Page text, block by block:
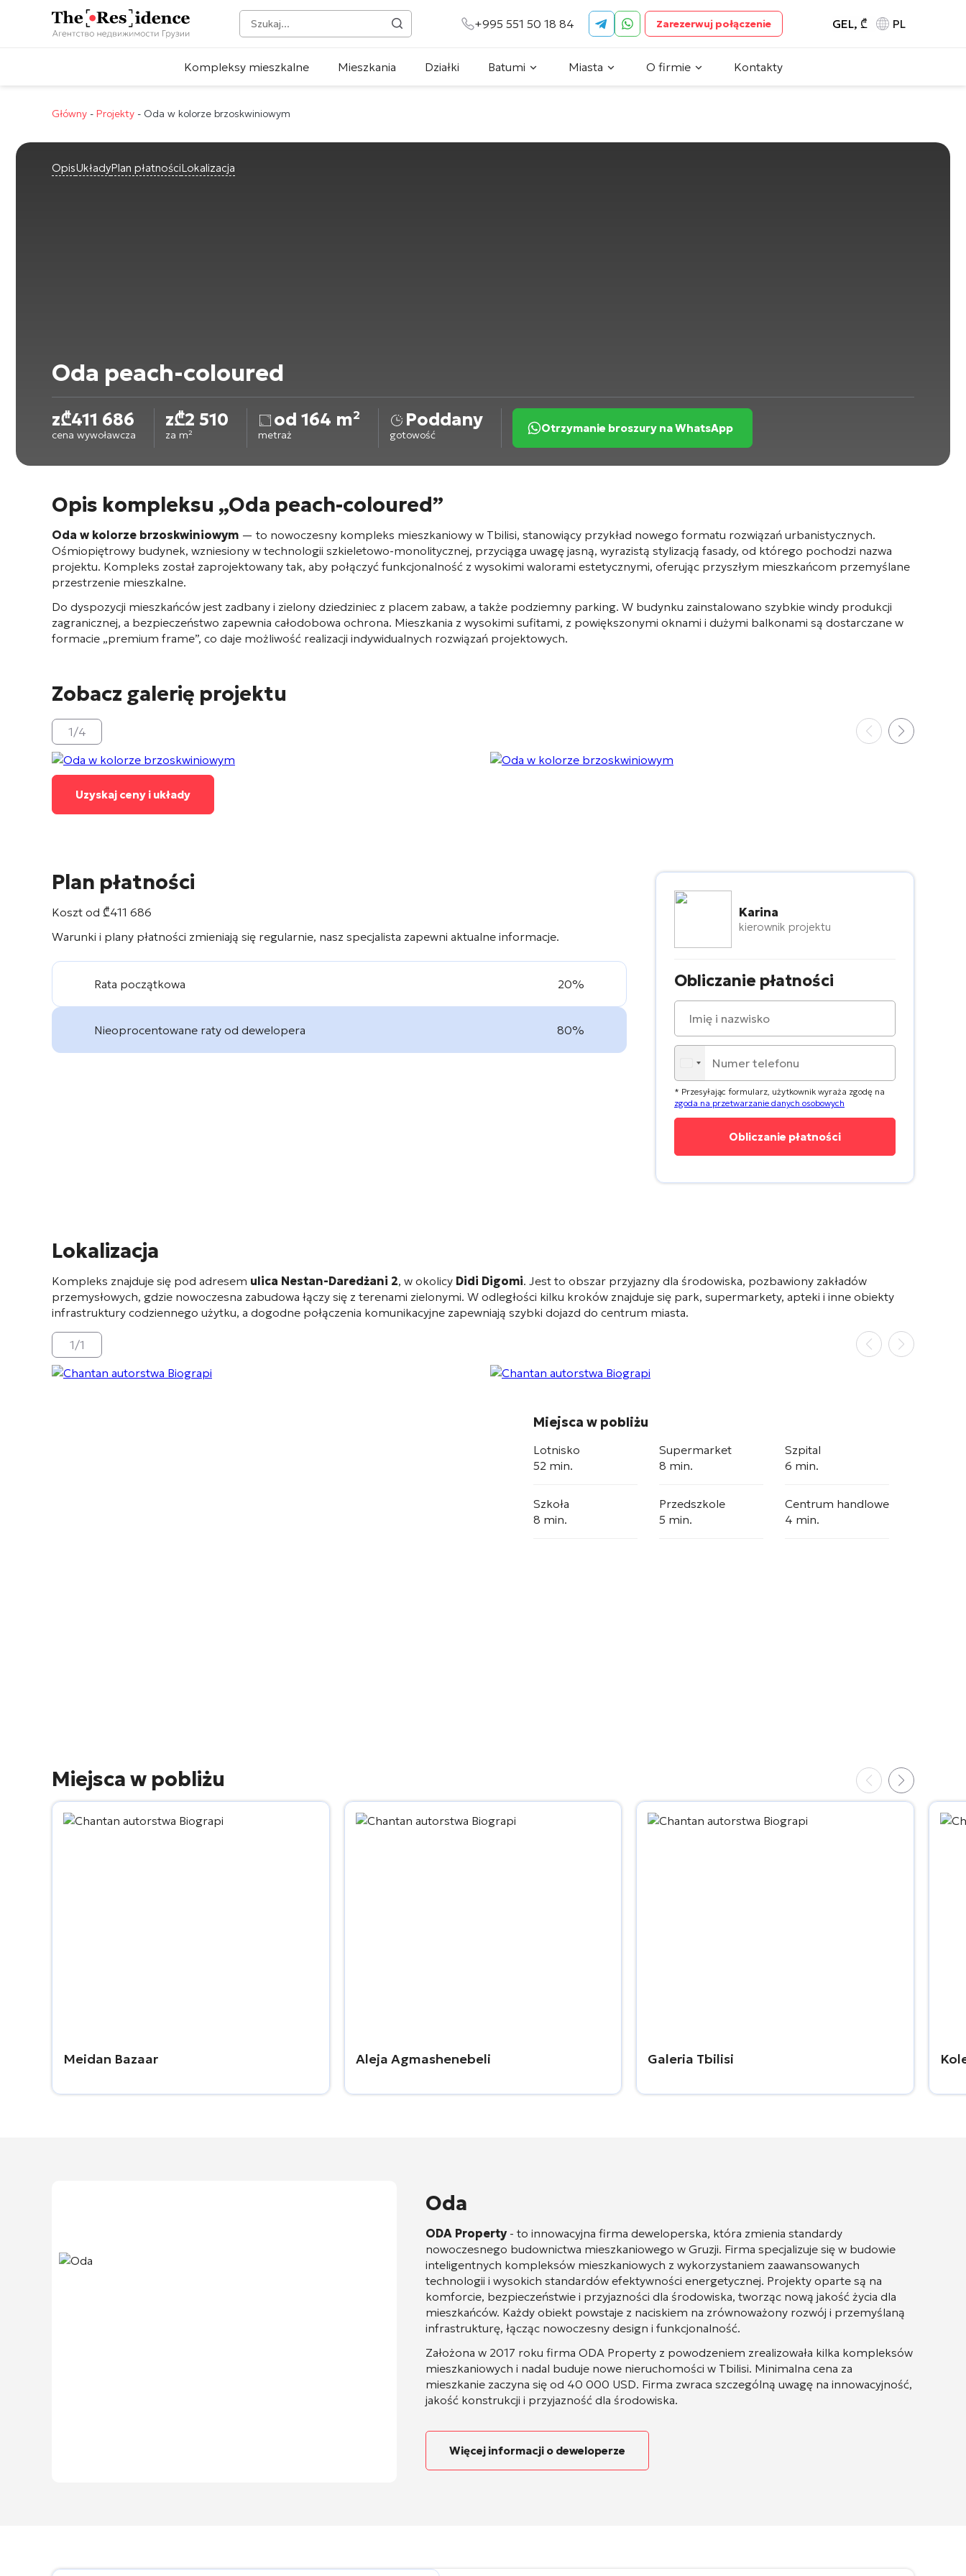
+995 551 50 18 84 Zarezerwuj połączenie GEL, ₾ PL
Kompleksy mieszkalne Mieszkania Działki Batumi Miasta O firmie Kontakty
Główny - Projekty - Oda w kolorze brzoskwiniowym
OpisUkładyPlan płatnościLokalizacja
Oda peach-coloured
z₾411 686
cena wywoławcza
z₾2 510
za m²
od 164 m²
metraż
Poddany
gotowość Otrzymanie broszury na WhatsApp
Opis kompleksu „Oda peach-coloured”
Oda w kolorze brzoskwiniowym — to nowoczesny kompleks mieszkaniowy w Tbilisi, stanowiący przykład nowego formatu rozwiązań urbanistycznych.
Ośmiopiętrowy budynek, wzniesiony w technologii szkieletowo-monolitycznej, przyciąga uwagę jasną, wyrazistą stylizacją fasady, od którego pochodzi nazwa
projektu. Kompleks został zaprojektowany tak, aby połączyć funkcjonalność z wysokimi walorami estetycznymi, oferując przyszłym mieszkańcom przemyślane
przestrzenie mieszkalne.
Do dyspozycji mieszkańców jest zadbany i zielony dziedziniec z placem zabaw, a także podziemny parking. W budynku zainstalowano szybkie windy produkcji
zagranicznej, a bezpieczeństwo zapewnia całodobowa ochrona. Mieszkania z wysokimi sufitami, z powiększonymi oknami i dużymi balkonami są dostarczane w
formacie „premium frame”, co daje możliwość realizacji indywidualnych rozwiązań projektowych.
Zobacz galerię projektu
1/4
Uzyskaj ceny i układy
Plan płatności
Koszt od ₾411 686
Warunki i plany płatności zmieniają się regularnie, nasz specjalista zapewni aktualne informacje.
Rata początkowa 20%
Nieoprocentowane raty od dewelopera 80%
Karina
kierownik projektu
Obliczanie płatności
* Przesyłając formularz, użytkownik wyraża zgodę na
zgoda na przetwarzanie danych osobowych
Lokalizacja
Kompleks znajduje się pod adresem ulica Nestan-Daredżani 2, w okolicy Didi Digomi. Jest to obszar przyjazny dla środowiska, pozbawiony zakładów
przemysłowych, gdzie nowoczesna zabudowa łączy się z terenami zielonymi. W odległości kilku kroków znajduje się park, supermarkety, apteki i inne obiekty
infrastruktury codziennego użytku, a dogodne połączenia komunikacyjne zapewniają szybki dojazd do centrum miasta.
1/1
Miejsca w pobliżu
Lotnisko
52 min.
Supermarket
8 min.
Szpital
6 min.
Szkoła
8 min.
Przedszkole
5 min.
Centrum handlowe
4 min.
Miejsca w pobliżu
Meidan Bazaar Aleja Agmashenebeli Galeria Tbilisi
Oda
ODA Property - to innowacyjna firma deweloperska, która zmienia standardy
nowoczesnego budownictwa mieszkaniowego w Gruzji. Firma specjalizuje się w budowie
inteligentnych kompleksów mieszkaniowych z wykorzystaniem zaawansowanych
technologii i wysokich standardów efektywności energetycznej. Projekty oparte są na
komforcie, bezpieczeństwie i przyjazności dla środowiska, tworząc nową jakość życia dla
mieszkańców. Każdy obiekt powstaje z naciskiem na zrównoważony rozwój i przemyślaną
infrastrukturę, łącząc nowoczesny design i funkcjonalność.
Założona w 2017 roku firma ODA Property z powodzeniem zrealizowała kilka kompleksów
mieszkaniowych i nadal buduje nowe nieruchomości w Tbilisi. Minimalna cena za
mieszkanie zaczyna się od 40 000 USD. Firma zwraca szczególną uwagę na innowacyjność,
jakość konstrukcji i przyjazność dla środowiska.
Więcej informacji o deweloperze